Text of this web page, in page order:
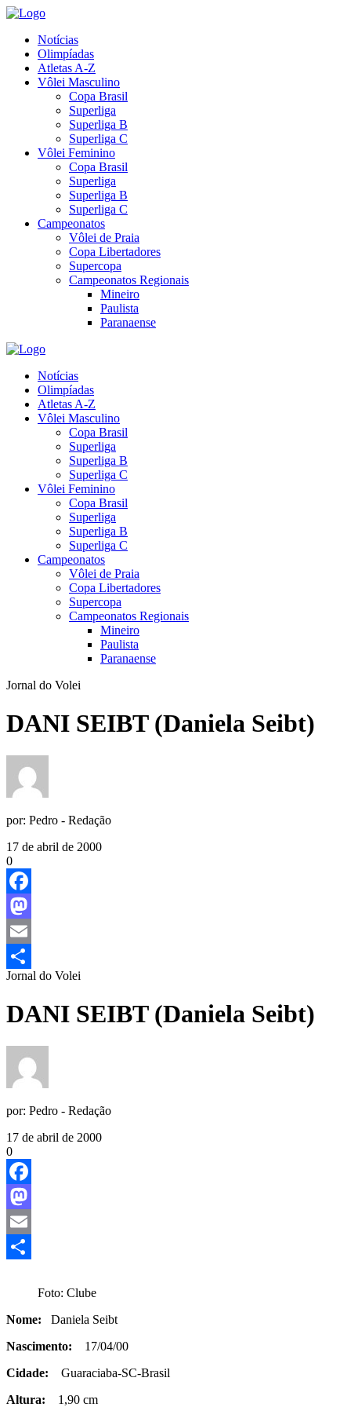
Notícias
Olimpíadas
Atletas A-Z
Vôlei Masculino
Copa Brasil
Superliga
Superliga B
Superliga C
Vôlei Feminino
Copa Brasil
Superliga
Superliga B
Superliga C
Campeonatos
Vôlei de Praia
Copa Libertadores
Supercopa
Campeonatos Regionais
Mineiro
Paulista
Paranaense
Notícias
Olimpíadas
Atletas A-Z
Vôlei Masculino
Copa Brasil
Superliga
Superliga B
Superliga C
Vôlei Feminino
Copa Brasil
Superliga
Superliga B
Superliga C
Campeonatos
Vôlei de Praia
Copa Libertadores
Supercopa
Campeonatos Regionais
Mineiro
Paulista
Paranaense
Jornal do Volei
DANI SEIBT (Daniela Seibt)
por: Pedro - Redação
17 de abril de 2000
0
Facebook
Mastodon
Email
Share
Jornal do Volei
DANI SEIBT (Daniela Seibt)
por: Pedro - Redação
17 de abril de 2000
0
Facebook
Mastodon
Email
Foto: Clube
Nome: Daniela Seibt
Nascimento: 17/04/00
Cidade: Guaraciaba-SC-Brasil
Altura: 1,90 cm